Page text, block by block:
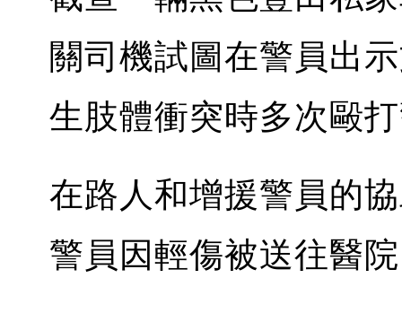
關司機試圖在警員出
生肢體衝突時多次毆
在路人和增援警員的
警員因輕傷被送往醫